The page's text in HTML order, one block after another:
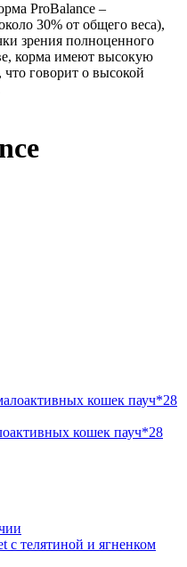
ProBalance –
30% от общего веса),
зрения полноценного
корма имеют высокую
что говорит о высокой
кошек пауч*28